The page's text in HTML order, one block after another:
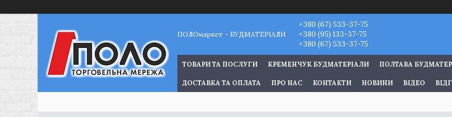
ПОЛОмаркет - БУДМАТЕРІАЛИ
+380 (67) 533-37-75
+380 (95) 133-37-75
+380 (67) 533-37-75
ТОВАРИ ТА ПОСЛУГИ КРЕМЕНЧУК БУДМАТЕРІАЛИ ПОЛТАВА
ДОСТАВКА ТА ОПЛАТА ПРО НАС КОНТАКТИ НОВИНИ ВІДЕО